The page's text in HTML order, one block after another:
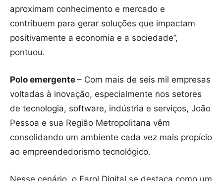
aproximam conhecimento e mercado e
contribuem para gerar soluções que impactam
positivamente a economia e a sociedade”,
pontuou.
Polo emergente – Com mais de seis mil empresas
voltadas à inovação, especialmente nos setores
de tecnologia, software, indústria e serviços, João
Pessoa e sua Região Metropolitana vêm
consolidando um ambiente cada vez mais propício
ao empreendedorismo tecnológico.
Nesse cenário, o Farol Digital se destaca como um